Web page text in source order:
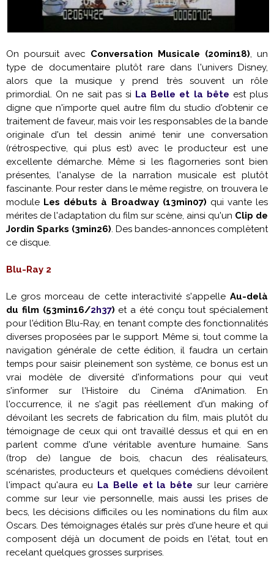
On poursuit avec Conversation Musicale (20min18), un
type de documentaire plutôt rare dans l'univers Disney,
alors que la musique y prend très souvent un rôle
primordial. On ne sait pas si La Belle et la bête est plus
digne que n'importe quel autre film du studio d'obtenir ce
traitement de faveur, mais voir les responsables de la bande
originale d'un tel dessin animé tenir une conversation
(rétrospective, qui plus est) avec le producteur est une
excellente démarche. Même si les flagorneries sont bien
présentes, l'analyse de la narration musicale est plutôt
fascinante. Pour rester dans le même registre, on trouvera le
module Les débuts à Broadway (13min07) qui vante les
mérites de l'adaptation du film sur scène, ainsi qu'un Clip de
Jordin Sparks (3min26). Des bandes-annonces complètent
ce disque.
Blu-Ray 2
Le gros morceau de cette interactivité s'appelle Au-delà
du film (53min16/2h37) et a été conçu tout spécialement
pour l'édition Blu-Ray, en tenant compte des fonctionnalités
diverses proposées par le support. Même si, tout comme la
navigation générale de cette édition, il faudra un certain
temps pour saisir pleinement son système, ce bonus est un
vrai modèle de diversité d'informations pour qui veut
s'informer sur l'Histoire du Cinéma d'Animation. En
l'occurrence, il ne s'agit pas réellement d'un making of
dévoilant les secrets de fabrication du film, mais plutôt du
témoignage de ceux qui ont travaillé dessus et qui en en
parlent comme d'une véritable aventure humaine. Sans
(trop de) langue de bois, chacun des réalisateurs,
scénaristes, producteurs et quelques comédiens dévoilent
l'impact qu'aura eu La Belle et la bête sur leur carrière
comme sur leur vie personnelle, mais aussi les prises de
becs, les décisions difficiles ou les nominations du film aux
Oscars. Des témoignages étalés sur près d'une heure et qui
composent déjà un document de poids en l'état, tout en
recelant quelques grosses surprises.